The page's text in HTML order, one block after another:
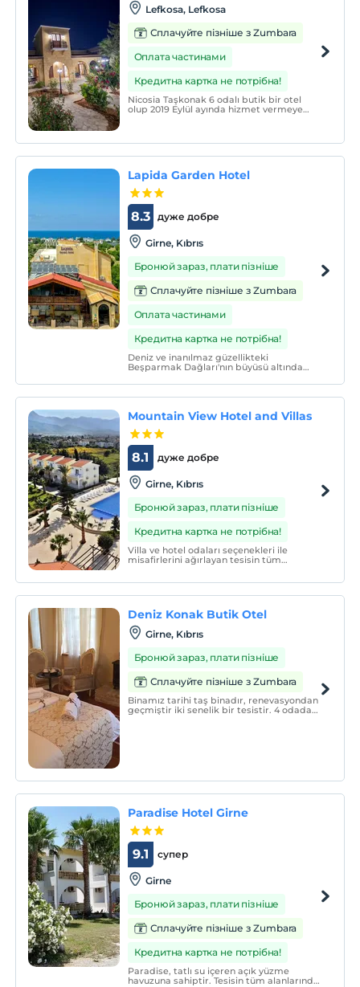
Lefkosa, Lefkosa
Сплачуйте пізніше з Zumbara
Оплата частинами
Кредитна картка не потрібна!
Nicosia Taşkonak 6 odalı butik bir otel
olup 2019 Eylül ayında hizmet vermeye
Lapida Garden Hotel
дуже добре
8.3
Girne, Kıbrıs
Бронюй зараз, плати пізніше
Сплачуйте пізніше з Zumbara
Оплата частинами
Кредитна картка не потрібна!
Deniz ve inanılmaz güzellikteki
Beşparmak Dağları'nın büyüsü altında
Girne'ye 14 km uzaklıkta tamamen Kıbrıs
sarı taşından inşa edilmiş ve otantik Kıbrıs
hissedebileceğiniz şekilde dek
Mountain View Hotel and Villas
дуже добре
8.1
Girne, Kıbrıs
Бронюй зараз, плати пізніше
Кредитна картка не потрібна!
Villa ve hotel odaları seçenekleri ile
misafirlerini ağırlayan tesisin tüm
mevcut.
Deniz Konak Butik Otel
Girne, Kıbrıs
Бронюй зараз, плати пізніше
Сплачуйте пізніше з Zumbara
Binamız tarihi taş binadır, renevasyondan
geçmiştir iki senelik bir tesistir. 4 odadan
Paradise Hotel Girne
супер
9.1
Girne
Бронюй зараз, плати пізніше
Сплачуйте пізніше з Zumbara
Кредитна картка не потрібна!
Paradise, tatlı su içeren açık yüzme
havuzuna sahiptir. Tesisin tüm alanlarında